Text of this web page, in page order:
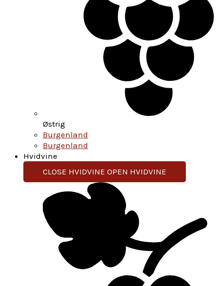
Østrig
Burgenland
Burgenland
Hvidvine
CLOSE HVIDVINE OPEN HVIDVINE